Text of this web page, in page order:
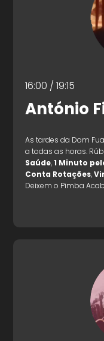
16:00 / 19:15
António
As tardes da Dom
a todas as horas.
Saúde,1 Minuto
Conta Rotações,
Deixem o Pimba